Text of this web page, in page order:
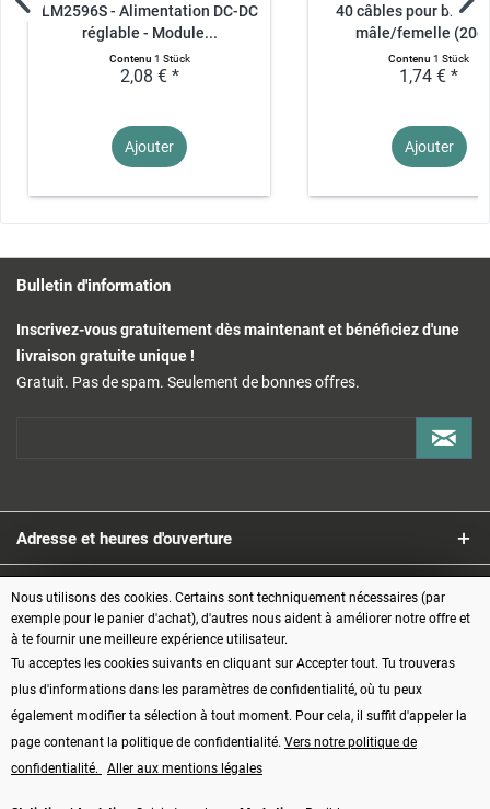
LM2596S - Alimentation DC-DC
réglable - Module...
Contenu 1 Stück
2,08 € *
Ajouter
40 câbles pour
mâle/femelle
Contenu1 Stück
1,74 € *
Ajouter
Bulletin d'information
Inscrivez-vous gratuitement dès maintenant et bénéficiez d'une
livraison gratuite unique !
Gratuit. Pas de spam. Seulement de bonnes offres.
Adresse et heures d'ouverture
Service
Informations
Modes de paiement
Nous utilisons des cookies. Certains sont techniquement nécessaires (par
exemple pour le panier d'achat), d'autres nous aident à améliorer notre offre et
à te fournir une meilleure expérience utilisateur.
Tu acceptes les cookies suivants en cliquant sur Accepter tout. Tu trouveras
plus d'informations dans les paramètres de confidentialité, où tu peux
également modifier ta sélection à tout moment. Pour cela, il suffit d'appeler la
page contenant la politique de confidentialité. Vers notre politique de
confidentialité.
Aller aux mentions légales